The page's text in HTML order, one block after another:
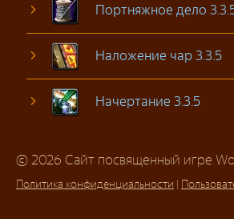
Портняжное дело
Наложение чар 3.3.5
Начертание 3.3.5
© 2026 Сайт посвященный игре
Политика конфиденциальности |